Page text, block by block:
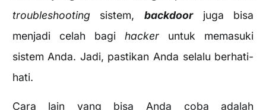
troubleshooting sistem,backdoorjuga bisa
menjadi celah bagihacker untuk memasuki
sistem Anda. Jadi, pastikan Anda selalu berhati-
hati.
Cara lain yang bisa Anda coba adalah